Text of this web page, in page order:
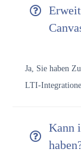
Ja, Sie haben
LTI-
Kann